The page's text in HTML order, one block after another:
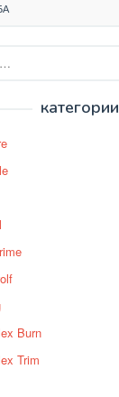
категории
Burn
Trim